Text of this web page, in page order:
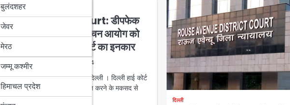
बुलंदशहर
जेवर
मेरठ
बिहार
पंजाब
हरियाणा
जम्मू कश्मीर
हिमाचल प्रदेश
दिल्ली
Delhi High Court: डीपफेक
वीडियो मामला: निर्वाचन आयोग को
निर्देश देने से हाई कोर्ट का इनकार
Team JHJ May 2, 2024
Delhi High Court: नई दिल्ली । दिल्ली हाई कोर्ट
ने लोकसभा चुनाव को प्रभावित करने के मकसद से
सकुर्लेट हो…
दिल्ली